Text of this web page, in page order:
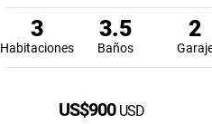
3
Habitaciones
3.5
Baños
2
US$900 USD